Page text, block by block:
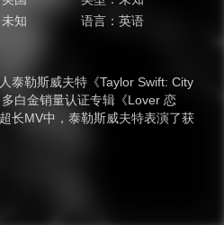
未知 语言： 英语
泰勒斯威夫特《Taylor Swift: City
白金销量认证专辑《Lover 恋
长MV中，泰勒斯威夫特表演了获